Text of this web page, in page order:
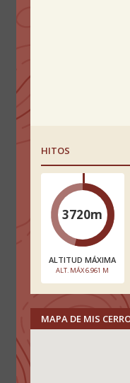
HITOS
3720m
ALTITUD MÁXIMA
ALT. MÁX 6.961 M
MAPA DE MIS